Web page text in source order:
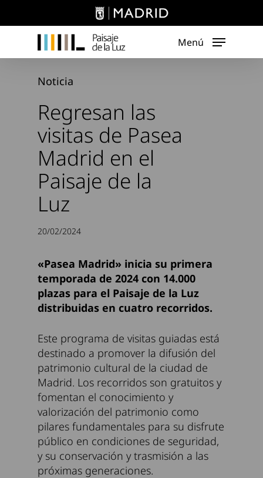
Menú
Noticia
Regresan las
visitas de Pasea
Madrid en el
Paisaje de la
Luz
20/02/2024
«Pasea Madrid» inicia su primera
temporada de 2024 con 14.000
plazas para el Paisaje de la Luz
distribuidas en cuatro recorridos.
Este programa de visitas guiadas está
destinado a promover la difusión del
patrimonio cultural de la ciudad de
Madrid. Los recorridos son gratuitos y
fomentan el conocimiento y
valorización del patrimonio como
pilares fundamentales para su disfrute
público en condiciones de seguridad,
y su conservación y trasmisión a las
próximas generaciones.